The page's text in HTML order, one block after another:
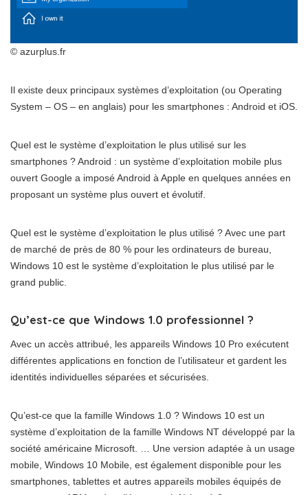
© azurplus.fr
Il existe deux principaux systèmes d’exploitation (ou Operating
System – OS – en anglais) pour les smartphones : Android et iOS.
Quel est le système d’exploitation le plus utilisé sur les
smartphones ? Android : un système d’exploitation mobile plus
ouvert Google a imposé Android à Apple en quelques années en
proposant un système plus ouvert et évolutif.
Quel est le système d’exploitation le plus utilisé ? Avec une part
de marché de près de 80 % pour les ordinateurs de bureau,
Windows 10 est le système d’exploitation le plus utilisé par le
grand public.
Qu’est-ce que Windows 1.0 professionnel ?
Avec un accès attribué, les appareils Windows 10 Pro exécutent
différentes applications en fonction de l’utilisateur et gardent les
identités individuelles séparées et sécurisées.
Qu’est-ce que la famille Windows 1.0 ? Windows 10 est un
système d’exploitation de la famille Windows NT développé par la
société américaine Microsoft. … Une version adaptée à un usage
mobile, Windows 10 Mobile, est également disponible pour les
smartphones, tablettes et autres appareils mobiles équipés de